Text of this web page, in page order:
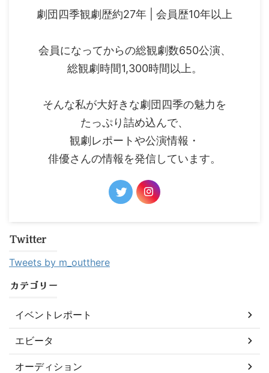
劇団四季観劇歴約27年 | 会員歴10年以上
会員になってからの総観劇数650公演、
総観劇時間1,300時間以上。
そんな私が大好きな劇団四季の魅力を
たっぷり詰め込んで、
観劇レポートや公演情報・
俳優さんの情報を発信しています。
Twitter
Tweets by m_outthere
カテゴリー
イベントレポート
エビータ
オーディション